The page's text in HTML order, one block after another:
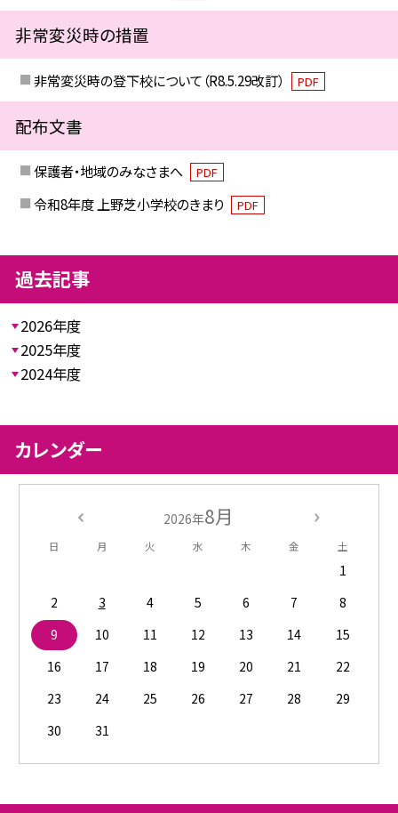
非常変災時の措置
非常変災時の登下校について（R8.5.29改訂） PDF
配布文書
保護者・地域のみなさまへ PDF
令和8年度 上野芝小学校のきまり PDF
過去記事
2026年度
2025年度
2024年度
カレンダー
2026年8月
日 月 火 水 木 金 土
1
2
3 4 5 6 7
8
9
10 11 12 13 14
15
16
17 18 19 20 21
22
23
24 25 26 27 28
29
30
31